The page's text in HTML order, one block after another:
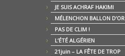
JE SUIS ACHRAF HAKIMI
MÉLENCHON BALLON D’OR
PAS DE CLIM !
L’ÉTÉ ALGÉRIEN
21juin – LA FÊTE DE TROP